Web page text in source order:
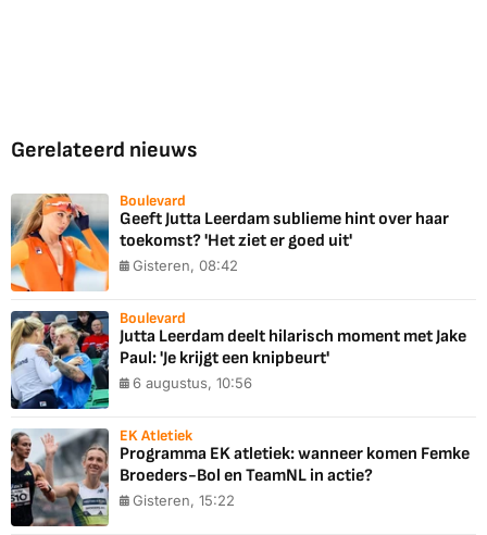
Gerelateerd nieuws
Boulevard
Geeft Jutta Leerdam sublieme hint over haar
toekomst? 'Het ziet er goed uit'
Gisteren, 08:42
Boulevard
Jutta Leerdam deelt hilarisch moment met Jake
Paul: 'Je krijgt een knipbeurt'
6 augustus, 10:56
EK Atletiek
Programma EK atletiek: wanneer komen Femke
Broeders-Bol en TeamNL in actie?
Gisteren, 15:22